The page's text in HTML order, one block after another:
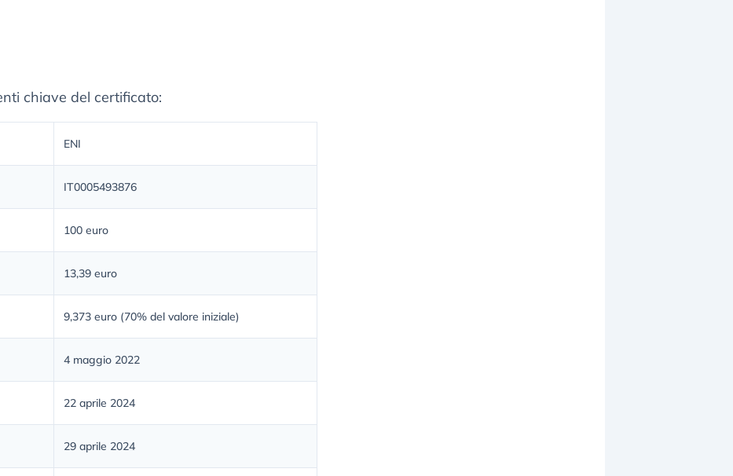
chiave del certificato:
ENI
IT0005493876
100 euro
13,39 euro
9,373 euro (70% del valore iniziale)
4 maggio 2022
22 aprile 2024
29 aprile 2024